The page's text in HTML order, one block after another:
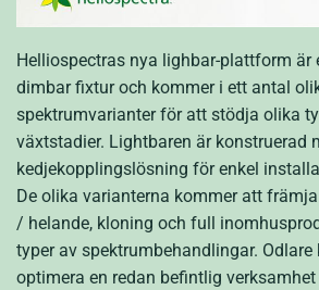
Helliospectras nya lighbar-plattform är
dimbar fixtur och kommer i ett antal
spektrumvarianter för att stödja olika
växtstadier. Lightbaren är konstruerad
kedjekopplingslösning för enkel
De olika varianterna kommer att
/ helande, kloning och full
typer av spektrumbehandlingar.
optimera en redan befintlig